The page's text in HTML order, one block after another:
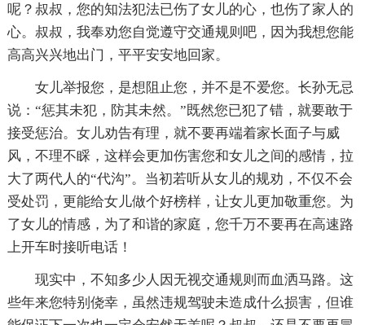
呢？叔叔，您的知法犯法已伤了女儿的心，也伤了家人的
心。叔叔，我奉劝您自觉遵守交通规则吧，因为我想您能
高高兴兴地出门，平平安安地回家。
女儿举报您，是想阻止您，并不是不爱您。长孙无忌
说：“惩其未犯，防其未然。”既然您已犯了错，就要敢于
接受惩治。女儿劝告有理，就不要再端着家长面子与威
风，不理不睬，这样会更加伤害您和女儿之间的感情，拉
大了两代人的“代沟”。当初若听从女儿的规劝，不仅不会
受处罚，更能给女儿做个好榜样，让女儿更加敬重您。为
了女儿的情感，为了和谐的家庭，您千万不要再在高速路
上开车时接听电话！
现实中，不知多少人因无视交通规则而血洒马路。这
些年来您特别侥幸，虽然违规驾驶未造成什么损害，但谁